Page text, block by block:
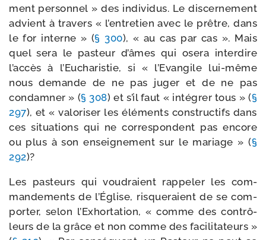
ment per­son­nel » des indi­vi­dus. Le dis­cer­ne­ment
advient à tra­vers « l’en­tre­tien avec le prêtre, dans
le for interne » (§ 300), « au cas par cas ». Mais
quel sera le pas­teur d’âmes qui ose­ra inter­dire
l’ac­cès à l’Eucharistie, si « l’Evangile lui-​même
nous demande de ne pas juger et de ne pas
condam­ner » (§ 308) et s’il faut « inté­grer tous » (§
297), et « valo­ri­ser les élé­ments construc­tifs dans
ces situa­tions qui ne cor­res­pondent pas encore
ou plus à son ensei­gne­ment sur le mariage » (§
292)?
Les pas­teurs qui vou­draient rap­pe­ler les com­
man­de­ments de l’Église, ris­que­raient de se com­
por­ter, selon l’Exhortation, « comme des contrô­
leurs de la grâce et non comme des faci­li­ta­teurs »